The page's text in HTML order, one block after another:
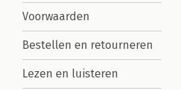
Voorwaarden
Bestellen en retourneren
Lezen en luisteren